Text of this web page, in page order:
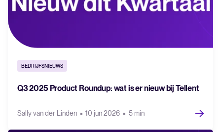
BEDRIJFSNIEUWS
Q3 2025 Product Roundup: wat is er nieuw bij Tellent
Sally van der Linden 10 jun 2026 5 min